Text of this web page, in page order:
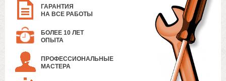
ГАРАНТИЯ
НА ВСЕ РАБОТЫ
БОЛЕЕ 10 ЛЕТ
ОПЫТА
ПРОФЕССИОНАЛЬНЫЕ
МАСТЕРА